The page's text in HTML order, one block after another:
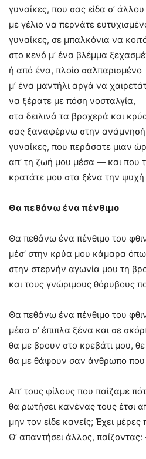
γυναίκες, που σας είδα σ’ άλλου
με γέλιο να περνάτε
γυναίκες, σε μπαλκόνια να
στο κενό μ’ ένα βλέμμα
ή από ένα, πλοίο σαλπαρισμένο
μ’ ένα μαντήλι αργά να
να ξέρατε με πόση νοσταλγία,
στα δειλινά τα βροχερά και
σας ξαναφέρνω στην
γυναίκες, που περάσατε μιαν
απ’ τη ζωή μου μέσα — και που
κρατάτε μου στα ξένα την
Θα πεθάνω ένα πένθιμο
Θα πεθάνω ένα πένθιμο του
μέσ’ στην κρύα μου κάμαρα
στην στερνήν αγωνία μου τη
και τους γνώριμους θόρυβους
Θα πεθάνω ένα πένθιμο του
μέσα σ’ έπιπλα ξένα και σε
θα με βρουν στο κρεβάτι μου,
θα με θάψουν σαν άνθρωπο που
Απ’ τους φίλους που παίζαμε
θα ρωτήσει κανένας τους έτσι
μην τον είδε κανείς; Έχει
Θ’ απαντήσει άλλος, παίζοντας: